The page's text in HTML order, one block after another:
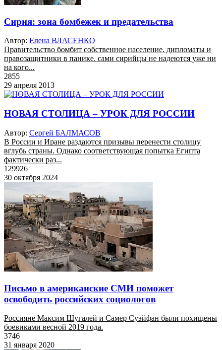
Сирия: зона бомбежек и предательства
Автор: Елена ВЛАСЕНКО
Правительство бомбит собственное население. дипломаты и
правозащитники в панике. сами сирийцы не надеются уже ни
на кого...
2855
29 апреля 2013
НОВАЯ СТОЛИЦА – УРОК ДЛЯ РОССИИ
Автор: Сергей БАЛМАСОВ
В России и Иране раздаются призывы перенести столицу
вглубь страны. Однако соответствующая попытка Египта
фактически раз...
129926
30 октября 2024
Письмо в американские СМИ поможет
освободить российских социологов
Россияне Максим Шугалей и Самер Суэйфан были похищены
боевиками весной 2019 года.
3746
31 января 2020